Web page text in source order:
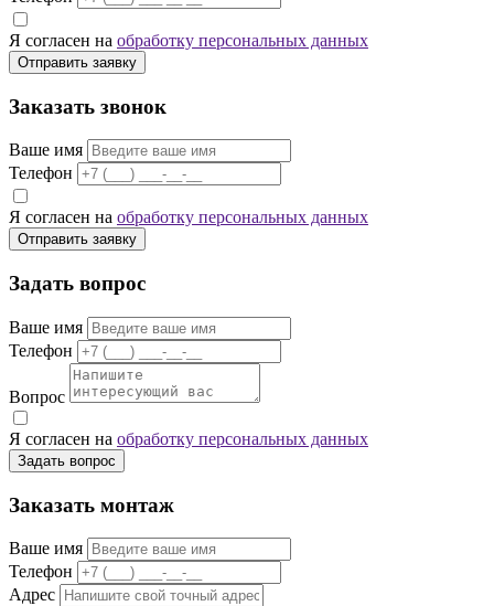
Я согласен на обработку персональных данных
Отправить заявку
Заказать звонок
Ваше имя
Телефон
Я согласен на обработку персональных данных
Отправить заявку
Задать вопрос
Ваше имя
Телефон
Вопрос
Я согласен на обработку персональных данных
Задать вопрос
Заказать монтаж
Ваше имя
Телефон
Адрес